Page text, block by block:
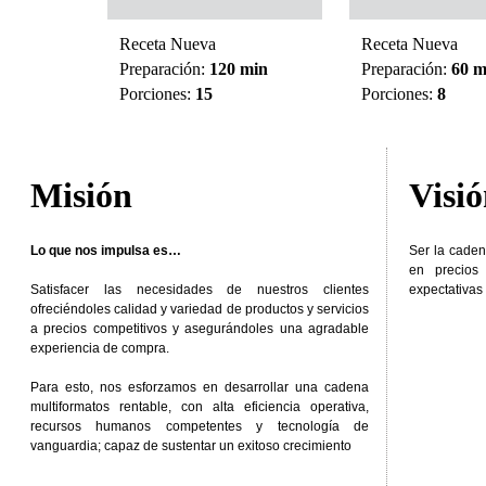
Receta Nueva
Preparación: 120 min
Porciones: 15
Receta Nueva
Preparación: 60
Porciones: 8
Misión
Lo que nos impulsa es…
Satisfacer las necesidades de nuestros clientes
ofreciéndoles calidad y variedad de productos y servicios
a precios competitivos y asegurándoles una agradable
experiencia de compra.
Para esto, nos esforzamos en desarrollar una cadena
multiformatos rentable, con alta eficiencia operativa,
recursos humanos competentes y tecnología de
vanguardia; capaz de sustentar un exitoso crecimiento
Ser la
en